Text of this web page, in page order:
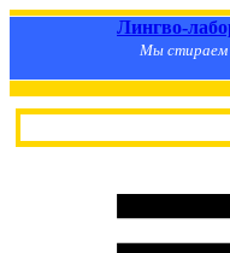
Лингво-
Мы стираем